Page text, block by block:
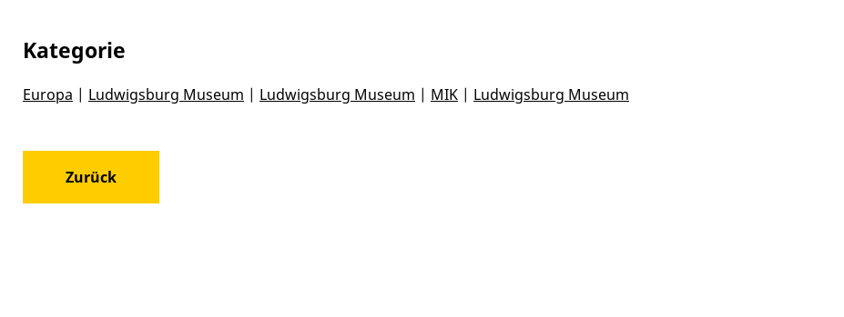
Kategorie
Europa | Ludwigsburg Museum | Ludwigsburg Museum | MIK | Ludwigsburg Museum
Zurück